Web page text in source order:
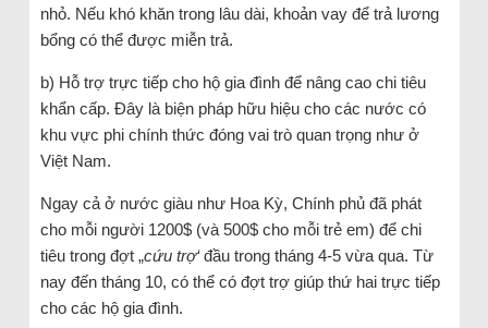
nhỏ. Nếu khó khăn trong lâu dài, khoản vay để trả lương
bổng có thể được miễn trả.
b) Hỗ trợ trực tiếp cho hộ gia đình để nâng cao chi tiêu
khẩn cấp. Đây là biện pháp hữu hiệu cho các nước có
khu vực phi chính thức đóng vai trò quan trọng như ở
Việt Nam.
Ngay cả ở nước giàu như Hoa Kỳ, Chính phủ đã phát
cho mỗi người 1200$ (và 500$ cho mỗi trẻ em) để chi
tiêu trong đợt „cứu trợ‘đầu trong tháng 4-5 vừa qua. Từ
nay đến tháng 10, có thể có đợt trợ giúp thứ hai trực tiếp
cho các hộ gia đình.